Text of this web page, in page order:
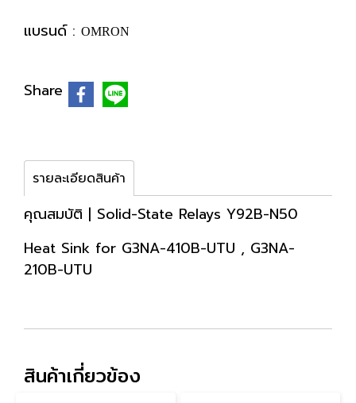
แบรนด์ : OMRON
Share
รายละเอียดสินค้า
คุณสมบัติ | Solid-State Relays Y92B-N50
Heat Sink for G3NA-410B-UTU , G3NA-
210B-UTU
สินค้าเกี่ยวข้อง